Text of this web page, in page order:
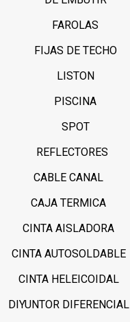
FAROLAS
FIJAS DE TECHO
LISTON
PISCINA
SPOT
REFLECTORES
CABLE CANAL
CAJA TERMICA
CINTA AISLADORA
CINTA AUTOSOLDABLE
CINTA HELEICOIDAL
DIYUNTOR DIFERENCIAL